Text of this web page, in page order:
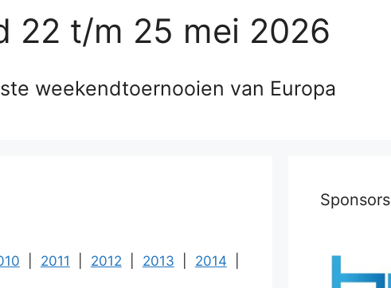
22 t/m 25 mei 2026
weekendtoernooien van Europa
2011 2012 2013 2014
Sponsors